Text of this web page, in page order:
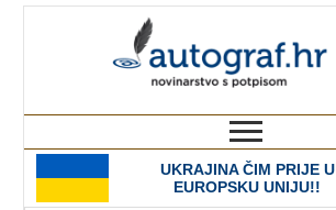
UKRAJINA ČIM PRIJE U
EUROPSKU UNIJU!!